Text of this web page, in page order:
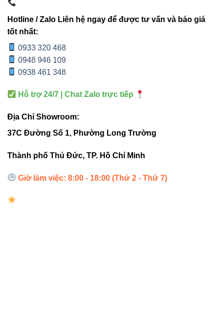
Phân bố ánh sáng đồng đều, phù hợp nhiều không
gian.
5. Sản phẩm liên quan
Đèn led âm trần Vinaled
6. Tham khảo nhà cung cấp uy
Hotline / Zalo Liên hệ ngay để được tư vấn và báo giá
tốt nhất:
0933 320 468
0948 946 109
0938 461 348
Hỗ trợ 24/7 | Chat Zalo trực tiếp
Địa Chỉ Showroom:
37C Đường Số 1, Phường Long Trường
Thành phố Thủ Đức, TP. Hồ Chí Minh
Giờ làm việc: 8:00 - 18:00 (Thứ 2 - Thứ 7)